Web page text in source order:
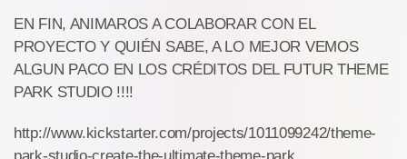
EN FIN, ANIMAROS A COLABORAR CON EL
PROYECTO Y QUIÉN SABE, A LO MEJOR VEMOS
ALGUN PACO EN LOS CRÉDITOS DEL FUTUR THEME
PARK STUDIO !!!!
http://www.kickstarter.com/projects/1011099242/theme-